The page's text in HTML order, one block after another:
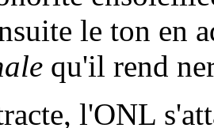
le ton en
qu'il rend
l'ONL